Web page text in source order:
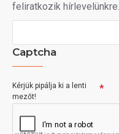
feliratkozik hírlevelünkre.
Captcha
Kérjük pipálja ki a lenti
mezőt!